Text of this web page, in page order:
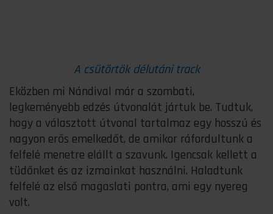
A csütörtök délutáni track
Eközben mi Nándival már a szombati,
legkeményebb edzés útvonalát jártuk be. Tudtuk,
hogy a választott útvonal tartalmaz egy hosszú és
nagyon erős emelkedőt, de amikor ráfordultunk a
felfelé menetre elállt a szavunk. Igencsak kellett a
tüdőnket és az izmainkat használni. Haladtunk
felfelé az első magaslati pontra, ami egy nyereg
volt.